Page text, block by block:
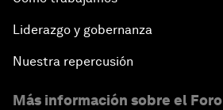
Liderazgo y gobernanza
Nuestra repercusión
Más información sobre el Foro